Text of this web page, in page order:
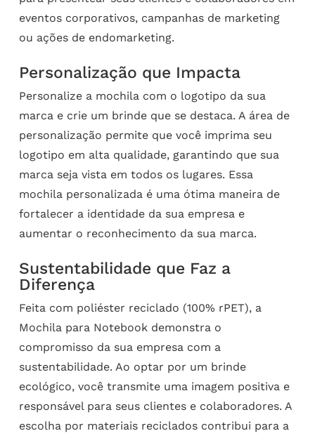
eventos corporativos, campanhas de marketing
ou ações de endomarketing.
Personalização que Impacta
Personalize a mochila com o logotipo da sua
marca e crie um brinde que se destaca. A área de
personalização permite que você imprima seu
logotipo em alta qualidade, garantindo que sua
marca seja vista em todos os lugares. Essa
mochila personalizada é uma ótima maneira de
fortalecer a identidade da sua empresa e
aumentar o reconhecimento da sua marca.
Sustentabilidade que Faz a
Diferença
Feita com poliéster reciclado (100% rPET), a
Mochila para Notebook demonstra o
compromisso da sua empresa com a
sustentabilidade. Ao optar por um brinde
ecológico, você transmite uma imagem positiva e
responsável para seus clientes e colaboradores. A
escolha por materiais reciclados contribui para a